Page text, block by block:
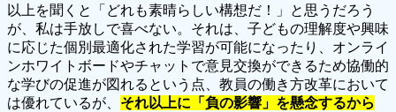
以上を聞くと「どれも素晴らしい構想だ！」と思うだろう
が、私は手放しで喜べない。それは、子どもの理解度や興味
に応じた個別最適化された学習が可能になったり、オンライ
ンホワイトボードやチャットで意見交換ができるため協働的
な学びの促進が図れるという点、教員の働き方改革において
は優れているが、 それ以上に「負の影響」を懸念するから